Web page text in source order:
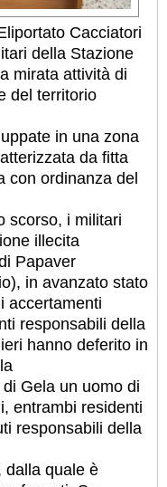
Cacciatori
della Stazione
mirata attività di
del territorio
in una zona
da fitta
con ordinanza del
scorso, i militari
illecita
Papaver
in avanzato stato
accertamenti
responsabili della
hanno deferito in
Gela un uomo di
entrambi residenti
responsabili della
dalla quale è